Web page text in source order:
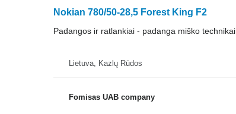
Nokian 780/50-28,5 Forest King F2
Padangos ir ratlankiai - padanga miško technikai
Lietuva, Kazlų Rūdos
Fomisas UAB company